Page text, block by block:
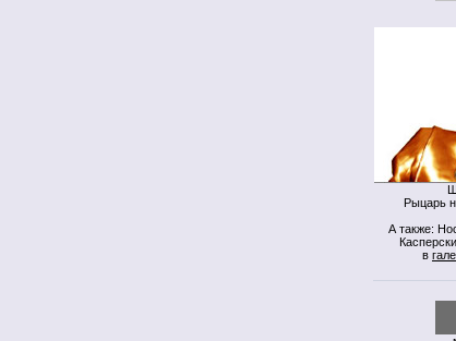
Рыцарь
А также:
в